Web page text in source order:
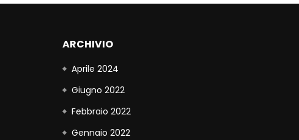
ARCHIVIO
Aprile 2024
Giugno 2022
Febbraio 2022
Gennaio 2022